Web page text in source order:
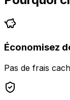
Économisez
Pas de frais